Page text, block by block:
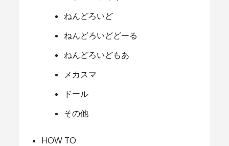
ねんどろいど
ねんどろいどどーる
ねんどろいどもあ
メカスマ
ドール
その他
HOW TO